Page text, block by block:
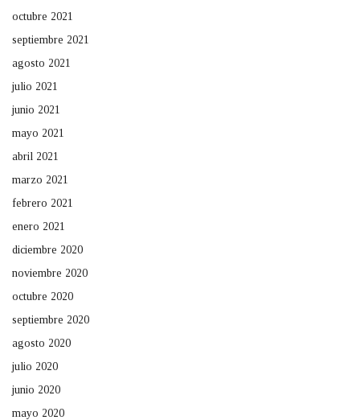
octubre 2021
septiembre 2021
agosto 2021
julio 2021
junio 2021
mayo 2021
abril 2021
marzo 2021
febrero 2021
enero 2021
diciembre 2020
noviembre 2020
octubre 2020
septiembre 2020
agosto 2020
julio 2020
junio 2020
mayo 2020